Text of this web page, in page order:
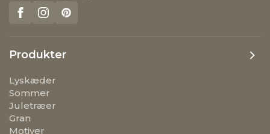
Produkter
Lyskæder
Sommer
Juletræer
Gran
Motiver